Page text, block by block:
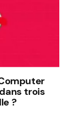
trois
?